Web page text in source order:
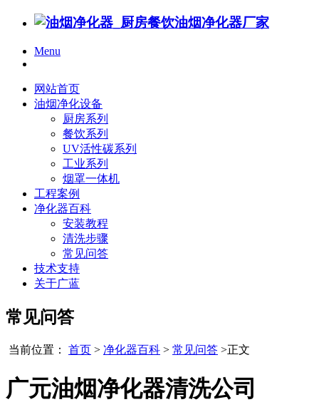
Menu
网站首页
油烟净化设备
厨房系列
餐饮系列
UV活性碳系列
工业系列
烟罩一体机
工程案例
净化器百科
安装教程
清洗步骤
常见问答
技术支持
关于广蓝
常见问答
当前位置： 首页 > 净化器百科 > 常见问答 >正文
广元油烟净化器清洗公司